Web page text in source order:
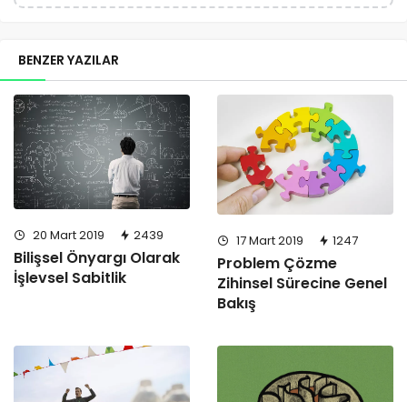
BENZER YAZILAR
20 Mart 2019 2439
Bilişsel Önyargı Olarak
İşlevsel Sabitlik
17 Mart 2019 1247
Problem Çözme
Zihinsel Sürecine Genel
Bakış